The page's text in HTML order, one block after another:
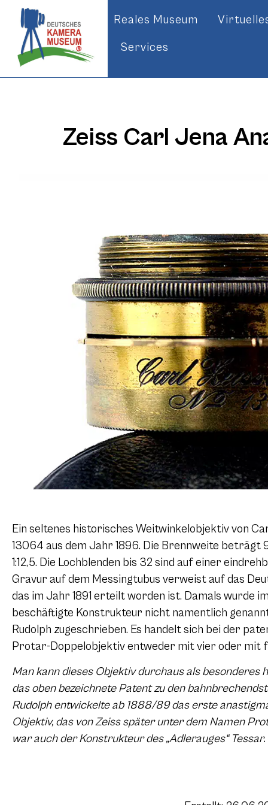
Reales Museum
Services
Zeiss Carl Jena
Ein seltenes historisches Weitwinkelobjektiv von
13064 aus dem Jahr 1896. Die Brennweite beträgt
1:12,5. Die Lochblenden bis 32 sind auf einer
Gravur auf dem Messingtubus verweist auf das
das im Jahr 1891 erteilt worden ist. Damals wurde
beschäftigte Konstrukteur nicht namentlich
Rudolph zugeschrieben. Es handelt sich bei der
Protar-Doppelobjektiv entweder mit vier oder mit
Man kann dieses Objektiv durchaus als besonderes
das oben bezeichnete Patent zu den
Rudolph entwickelte ab 1888/89 das erste
Objektiv, das von Zeiss später unter dem Namen
war auch der Konstrukteur des „Adlerauges“ Tessar.